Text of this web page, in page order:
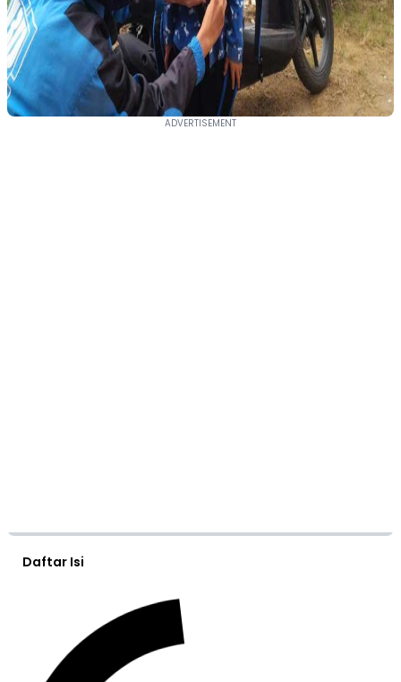
Daftar Isi